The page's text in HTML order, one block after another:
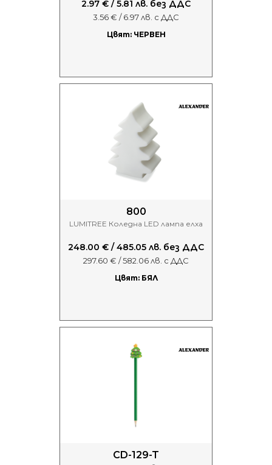
2.97 € / 5.81 лв. без ДДС
3.56 € / 6.97 лв. с ДДС
Цвят: ЧЕРВЕН
800
LUMITREE Коледна LED лампа елха
248.00 € / 485.05 лв. без ДДС
297.60 € / 582.06 лв. с ДДС
Цвят: БЯЛ
CD-129-T